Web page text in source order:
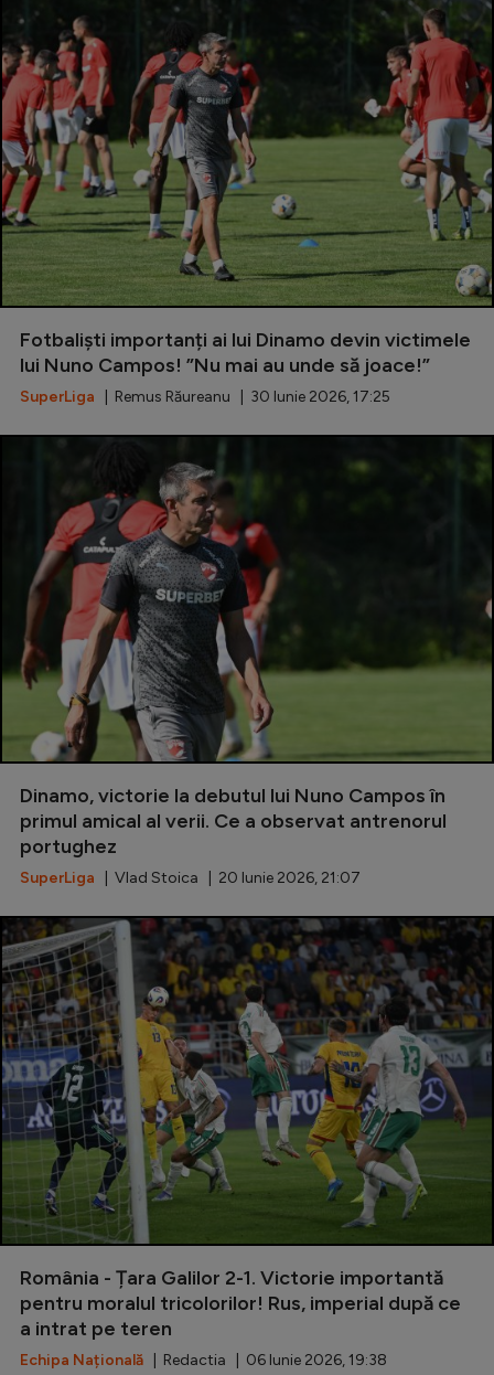
Fotbaliști importanți ai lui Dinamo devin victimele
lui Nuno Campos! ”Nu mai au unde să joace!”
SuperLiga | Remus Răureanu | 30 Iunie 2026, 17:25
Dinamo, victorie la debutul lui Nuno Campos în
primul amical al verii. Ce a observat antrenorul
portughez
SuperLiga | Vlad Stoica | 20 Iunie 2026, 21:07
România - Țara Galilor 2-1. Victorie importantă
pentru moralul tricolorilor! Rus, imperial după ce
a intrat pe teren
Echipa Națională | Redactia | 06 Iunie 2026, 19:38